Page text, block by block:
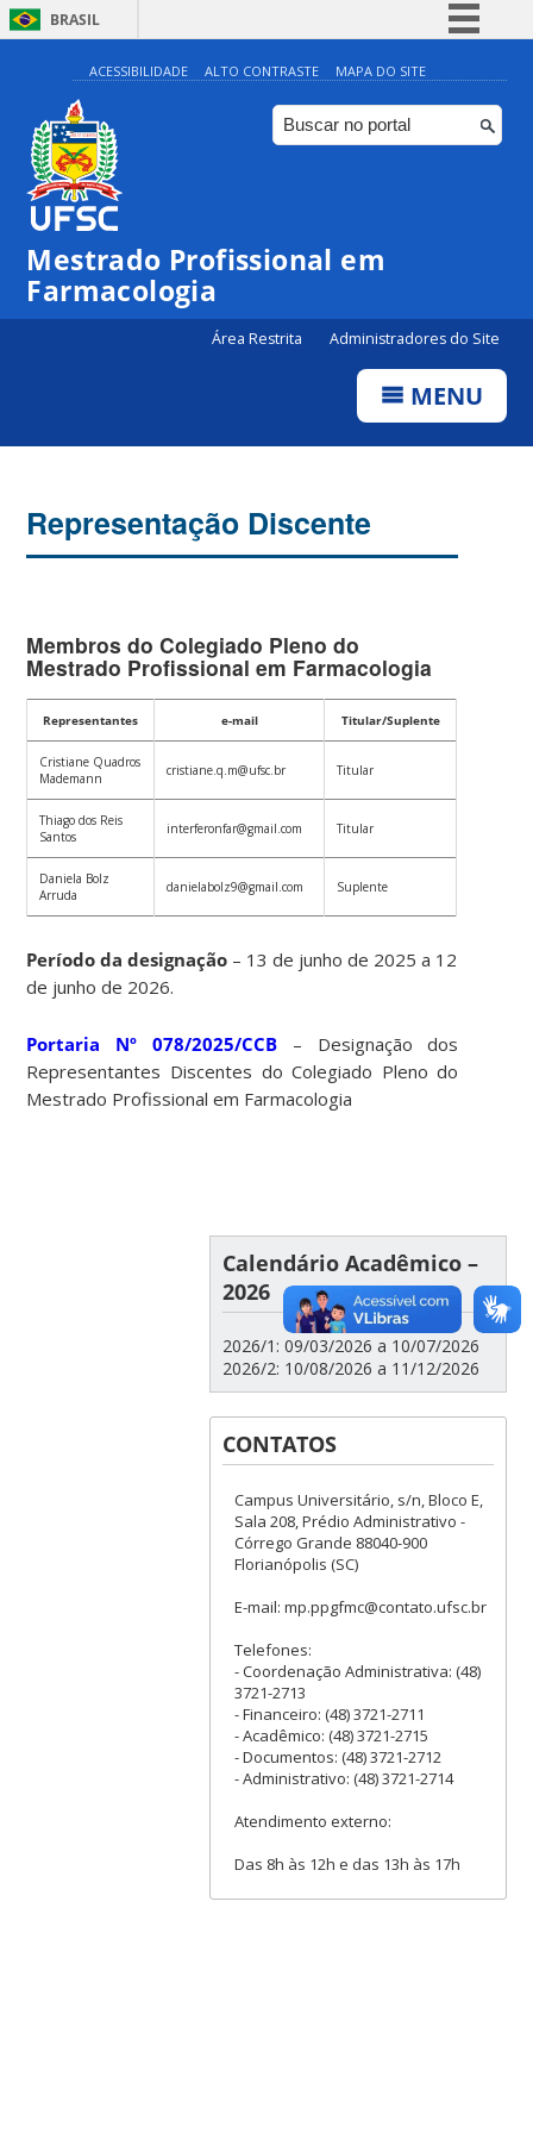
BRASIL
Simplifique!
Comunica BR
Participe
Canais
ACESSIBILIDADE ALTO CONTRASTE MAPA DO SITE
Mestrado Profissional em
Farmacologia
Área Restrita Administradores do Site
MENU
Representação Discente
Membros do Colegiado Pleno do
Mestrado Profissional em Farmacologia
Representantes e-mail Titular/Suplente
Cristiane Quadros
Mademann
cristiane.q.m@ufsc.br Titular
Thiago dos Reis
Santos
interferonfar@gmail.com Titular
Daniela Bolz
Arruda
danielabolz9@gmail.com Suplente
Período da designação – 13 de junho de 2025 a 12
de junho de 2026.
Portaria Nº 078/2025/CCB– Designação dos
Representantes Discentes do Colegiado Pleno do
Mestrado Profissional em Farmacologia
Calendário Acadêmico –
2026
2026/1: 09/03/2026 a 10/07/2026
2026/2: 10/08/2026 a 11/12/2026
CONTATOS
Campus Universitário, s/n, Bloco E,
Sala 208, Prédio Administrativo -
Córrego Grande 88040-900
Florianópolis (SC)
E-mail: mp.ppgfmc@contato.ufsc.br
Telefones:
- Coordenação Administrativa: (48)
3721-2713
- Financeiro: (48) 3721-2711
- Acadêmico: (48) 3721-2715
- Documentos: (48) 3721-2712
- Administrativo: (48) 3721-2714
Atendimento externo:
Das 8h às 12h e das 13h às 17h